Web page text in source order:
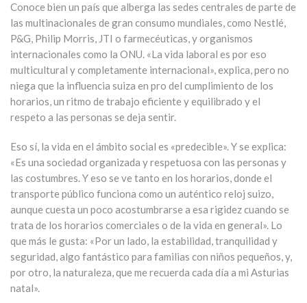
Conoce bien un país que alberga las sedes centrales de parte de
las multinacionales de gran consumo mundiales, como Nestlé,
P&G, Philip Morris, JTI o farmecéuticas, y organismos
internacionales como la ONU. «La vida laboral es por eso
multicultural y completamente internacional», explica, pero no
niega que la influencia suiza en pro del cumplimiento de los
horarios, un ritmo de trabajo eficiente y equilibrado y el
respeto a las personas se deja sentir.
Eso sí, la vida en el ámbito social es «predecible». Y se explica:
«Es una sociedad organizada y respetuosa con las personas y
las costumbres. Y eso se ve tanto en los horarios, donde el
transporte público funciona como un auténtico reloj suizo,
aunque cuesta un poco acostumbrarse a esa rigidez cuando se
trata de los horarios comerciales o de la vida en general». Lo
que más le gusta: «Por un lado, la estabilidad, tranquilidad y
seguridad, algo fantástico para familias con niños pequeños, y,
por otro, la naturaleza, que me recuerda cada día a mi Asturias
natal».